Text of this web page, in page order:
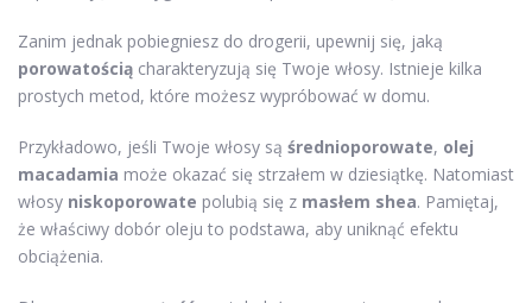
Zanim jednak pobiegniesz do drogerii, upewnij się, jaką
porowatością charakteryzują się Twoje włosy. Istnieje kilka
prostych metod, które możesz wypróbować w domu.
Przykładowo, jeśli Twoje włosy są średnioporowate, olej
macadamia może okazać się strzałem w dziesiątkę. Natomiast
włosy niskoporowate polubią się z masłem shea. Pamiętaj,
że właściwy dobór oleju to podstawa, aby uniknąć efektu
obciążenia.